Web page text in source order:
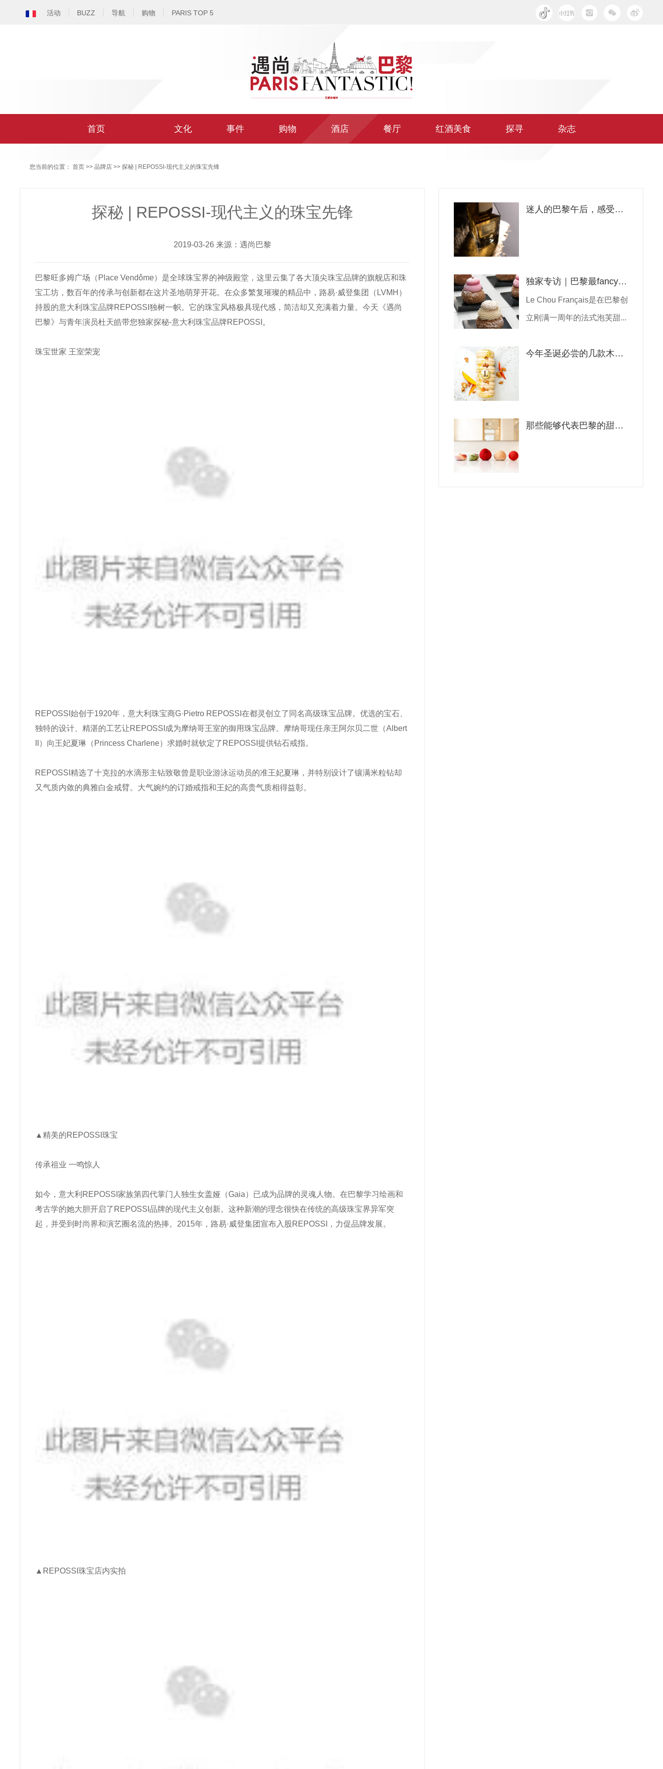
活动 BUZZ 导航 购物 PARIS TOP 5
首页 文化 事件 购物 酒店 餐厅 红酒美食 探寻 杂志
您当前的位置：首页 >>品牌店 >> 探秘 | REPOSSI-现代主义的珠宝先锋
探秘 | REPOSSI-现代主义的珠宝先锋
2019-03-26 来源：遇尚巴黎
巴黎旺多姆广场（Place Vendôme）是全球珠宝界的神级殿堂，这里云集了各大顶尖珠宝品牌的旗舰店和珠
宝工坊，数百年的传承与创新都在这片圣地萌芽开花。在众多繁复璀璨的精品中，路易·威登集团（LVMH）
持股的意大利珠宝品牌REPOSSI独树一帜。它的珠宝风格极具现代感，简洁却又充满着力量。今天《遇尚
巴黎》与青年演员杜天皓带您独家探秘-意大利珠宝品牌REPOSSI。
珠宝世家 王室荣宠
REPOSSI始创于1920年，意大利珠宝商G·Pietro REPOSSI在都灵创立了同名高级珠宝品牌。优选的宝石、
独特的设计、精湛的工艺让REPOSSI成为摩纳哥王室的御用珠宝品牌。摩纳哥现任亲王阿尔贝二世（Albert
II）向王妃夏琳（Princess Charlene）求婚时就钦定了REPOSSI提供钻石戒指。
REPOSSI精选了十克拉的水滴形主钻致敬曾是职业游泳运动员的准王妃夏琳，并特别设计了镶满米粒钻却
又气质内敛的典雅白金戒臂。大气婉约的订婚戒指和王妃的高贵气质相得益彰。
▲精美的REPOSSI珠宝
传承祖业 一鸣惊人
如今，意大利REPOSSI家族第四代掌门人独生女盖娅（Gaia）已成为品牌的灵魂人物。在巴黎学习绘画和
考古学的她大胆开启了REPOSSI品牌的现代主义创新。这种新潮的理念很快在传统的高级珠宝界异军突
起，并受到时尚界和演艺圈名流的热捧。2015年，路易·威登集团宣布入股REPOSSI，力促品牌发展。
▲REPOSSI珠宝店内实拍
迷人的巴黎午后，感受一场别样的春日嗅觉之旅
独家专访｜巴黎最fancy的泡芙
Le Chou Français是在巴黎创
立刚满一周年的法式泡芙甜...
今年圣诞必尝的几款木柴蛋糕
那些能够代表巴黎的甜点店